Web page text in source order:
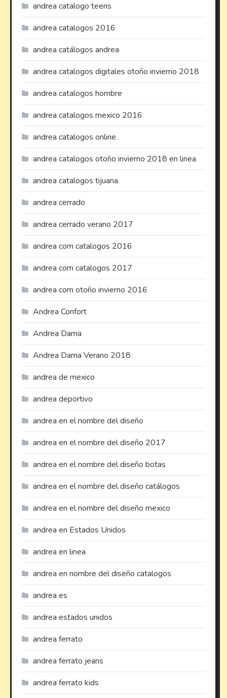
andrea catalogo teens
andrea catalogos 2016
andrea catálogos andrea
andrea catalogos digitales otoño invierno 2018
andrea catalogos hombre
andrea catalogos mexico 2016
andrea catalogos online
andrea catalogos otoño invierno 2018 en linea
andrea catalogos tijuana
andrea cerrado
andrea cerrado verano 2017
andrea com catalogos 2016
andrea com catalogos 2017
andrea com otoño invierno 2016
Andrea Confort
Andrea Dama
Andrea Dama Verano 2018
andrea de mexico
andrea deportivo
andrea en el nombre del diseño
andrea en el nombre del diseño 2017
andrea en el nombre del diseño botas
andrea en el nombre del diseño catálogos
andrea en el nombre del diseño mexico
andrea en Estados Unidos
andrea en linea
andrea en nombre del diseño catalogos
andrea es
andrea estados unidos
andrea ferrato
andrea ferrato jeans
andrea ferrato kids